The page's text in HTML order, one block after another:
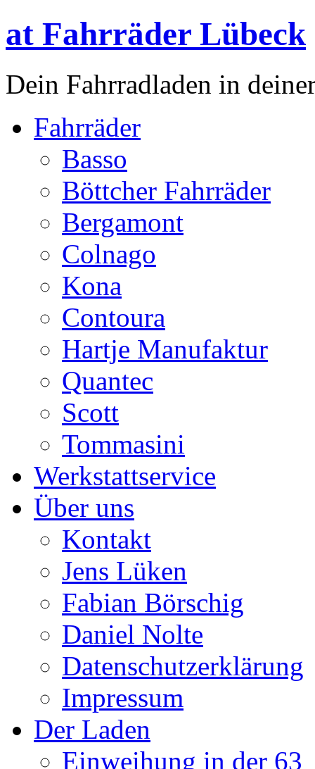
at Fahrräder Lübeck
Dein Fahrradladen in
Fahrräder
Basso
Böttcher Fahrräder
Bergamont
Colnago
Kona
Contoura
Hartje Manufaktur
Quantec
Scott
Tommasini
Werkstattservice
Über uns
Kontakt
Jens Lüken
Fabian Börschig
Daniel Nolte
Datenschutzerklärung
Impressum
Der Laden
Einweihung in der 63